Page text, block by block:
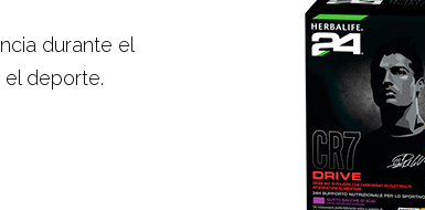
durante el
deporte.